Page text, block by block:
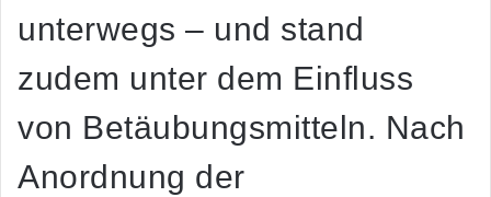
unterwegs – und stand
zudem unter dem Einfluss
von Betäubungsmitteln. Nach
Anordnung der